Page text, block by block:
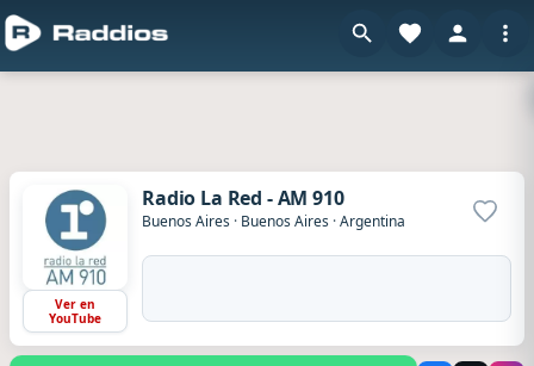
Radio La Red - AM 910
Buenos Aires · Buenos Aires ·Argentina
Ver en
YouTube